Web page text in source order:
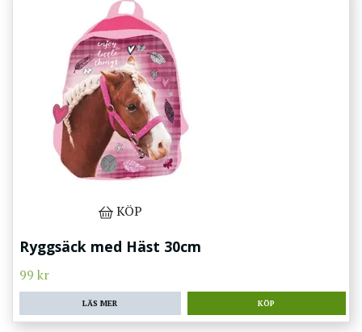
KÖP
Ryggsäck med Häst 30cm
99 kr
LÄS MER